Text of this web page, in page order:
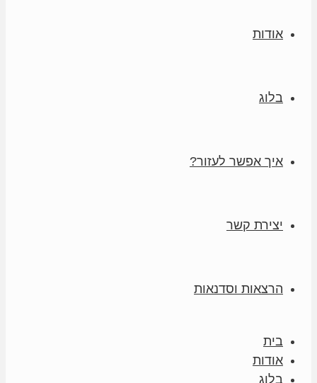
אודות
בלוג
איך אפשר לעזור?
יצירת קשר
הרצאות וסדנאות
בית
אודות
בלוג